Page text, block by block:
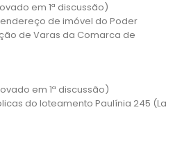
em 1ª discussão)
de imóvel do Poder
de Varas da Comarca de
em 1ª discussão)
do loteamento Paulínia 245 (La